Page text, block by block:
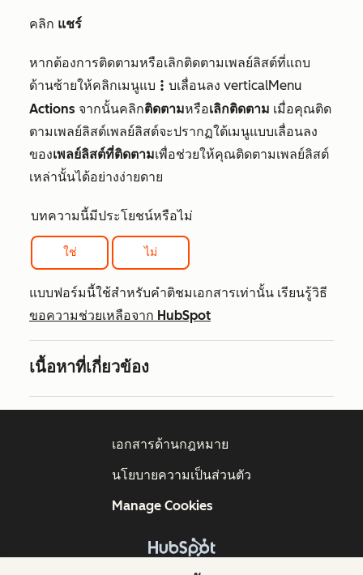
คลิก แชร์
หากต้องการติดตามหรือเลิกติดตามเพลย์ลิสต์ที่แถบ
ด้านซ้ายให้คลิกเมนูแบ verticalMenu บเลื่อนลง verticalMenu
Actions จากนั้นคลิกติดตามหรือเลิกติดตาม เมื่อคุณติด
ตามเพลย์ลิสต์เพลย์ลิสต์จะปรากฏใต้เมนูแบบเลื่อนลง
ของเพลย์ลิสต์ที่ติดตามเพื่อช่วยให้คุณติดตามเพลย์ลิสต์
เหล่านั้นได้อย่างง่ายดาย
บทความนี้มีประโยชน์หรือไม่
ใช่ ไม่
แบบฟอร์มนี้ใช้สำหรับคำติชมเอกสารเท่านั้น เรียนรู้วิธี
ขอความช่วยเหลือจาก HubSpot
เนื้อหาที่เกี่ยวข้อง
เอกสารด้านกฎหมาย
นโยบายความเป็นส่วนตัว
Manage Cookies